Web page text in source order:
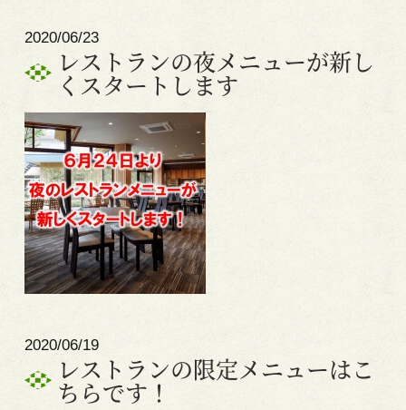
2020/06/23
レストランの夜メニューが新し
くスタートします
2020/06/19
レストランの限定メニューはこ
ちらです！